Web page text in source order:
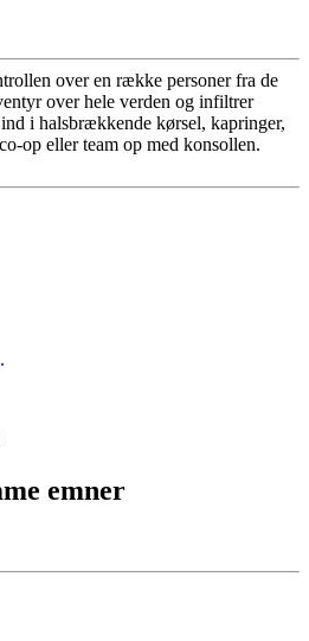
over en række personer fra de
over hele verden og infiltrer
i halsbrækkende kørsel, kapringer,
op eller team op med konsollen.
emner